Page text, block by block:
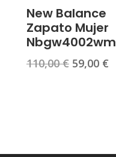
New Balance
Zapato Mujer
Nbgw4002wm
110,00€ El
59,00 €El